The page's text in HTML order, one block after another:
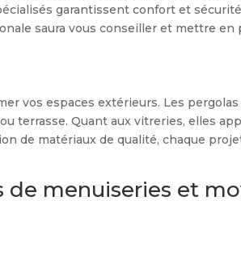
garantissent confort et
saura vous conseiller et mettre en
vos espaces extérieurs. Les
terrasse. Quant aux vitreries, elles
de matériaux de qualité, chaque
de menuiseries et